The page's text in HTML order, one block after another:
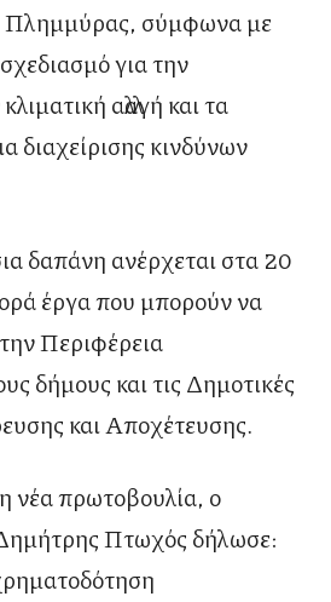
Πλημμύρας, σύμφωνα με
για την
αλλαγή και τα
διαχείρισης κινδύνων
δαπάνη ανέρχεται στα 20
έργα που μπορούν να
Περιφέρεια
δήμους και τις Δημοτικές
και Αποχέτευσης.
νέα πρωτοβουλία, ο
Πτωχός δήλωσε: